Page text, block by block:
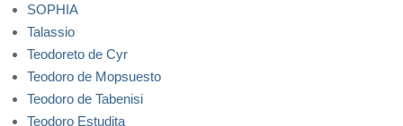
SOPHIA
Talassio
Teodoreto de Cyr
Teodoro de Mopsuesto
Teodoro de Tabenisi
Teodoro Estudita